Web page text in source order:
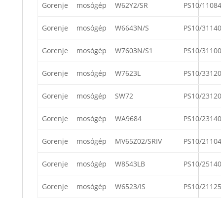
Gorenje mosógép W62Y2/SR PS10/11084
Gorenje mosógép W6643N/S PS10/31140
Gorenje mosógép W7603N/S1 PS10/31100
Gorenje mosógép W7623L PS10/33120
Gorenje mosógép SW72 PS10/23120
Gorenje mosógép WA9684 PS10/23140
Gorenje mosógép MV65Z02/SRIV PS10/21104
Gorenje mosógép W8543LB PS10/25140
Gorenje mosógép W6523/IS PS10/21125